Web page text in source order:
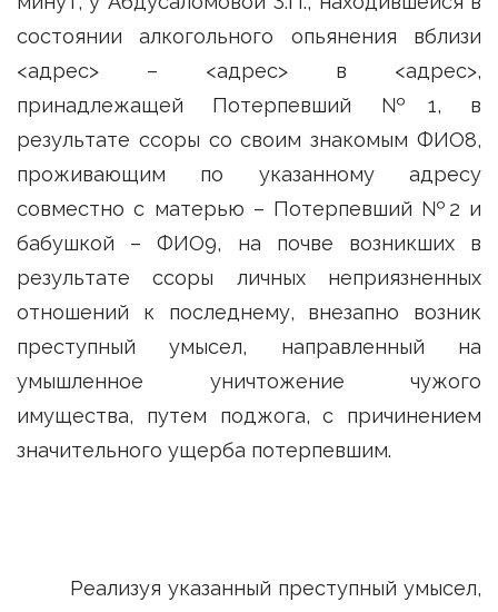
состоянии алкогольного опьянения вблизи
<адрес> – <адрес> в <адрес>,
принадлежащей Потерпевший №1, в
результате ссоры со своим знакомым ФИО8,
проживающим по указанному адресу
совместно с матерью – Потерпевший №2 и
бабушкой – ФИО9, на почве возникших в
результате ссоры личных неприязненных
отношений к последнему, внезапно возник
преступный умысел, направленный на
умышленное уничтожение чужого
имущества, путем поджога, с причинением
значительного ущерба потерпевшим.
Реализуя указанный преступный умысел,